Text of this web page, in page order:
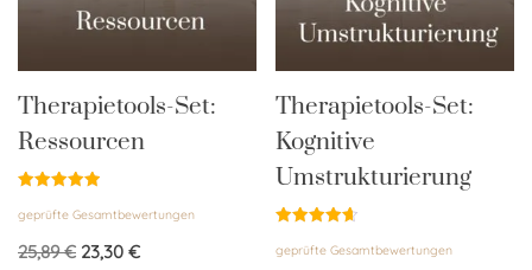
Therapietools-Set:
Ressourcen
mit
von 5
geprüfte Gesamtbewertungen
25,89€ 23,30 €
Therapietools-Set:
Kognitive
Umstrukturierung
mit
geprüfte Gesamtbewertungen